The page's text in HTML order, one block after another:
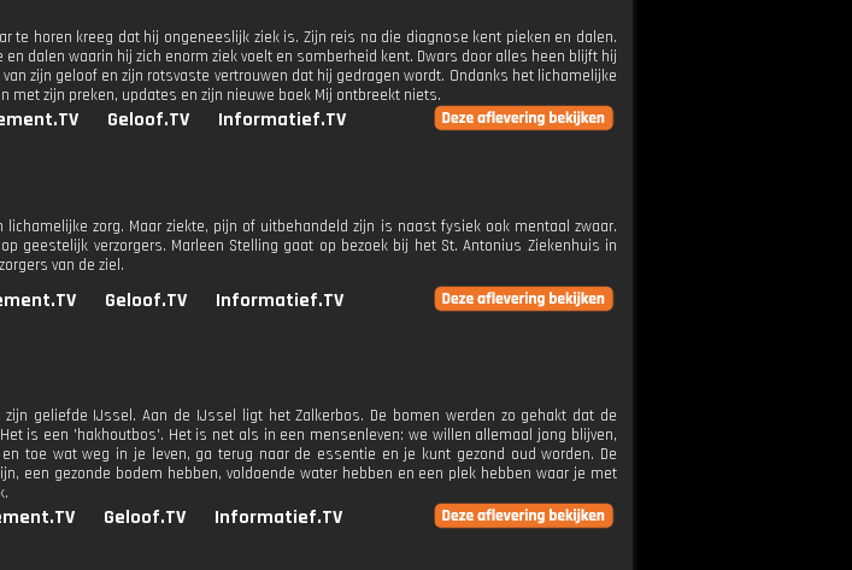
te horen kreeg dat hij ongeneeslijk ziek is. Zijn reis na die diagnose kent pieken en dalen.
dalen waarin hij zich enorm ziek voelt en somberheid kent. Dwars door alles heen blijft hij
zijn geloof en zijn rotsvaste vertrouwen dat hij gedragen wordt. Ondanks het lichamelijke
met zijn preken, updates en zijn nieuwe boek Mij ontbreekt niets.
Geloof.TV Informatief.TV
zorg. Maar ziekte, pijn of uitbehandeld zijn is naast fysiek ook mentaal zwaar.
geestelijk verzorgers. Marleen Stelling gaat op bezoek bij het St. Antonius Ziekenhuis in
van de ziel.
Geloof.TV Informatief.TV
geliefde IJssel. Aan de IJssel ligt het Zalkerbos. De bomen werden zo gehakt dat de
is een 'hakhoutbos'. Het is net als in een mensenleven: we willen allemaal jong blijven,
toe wat weg in je leven, ga terug naar de essentie en je kunt gezond oud worden. De
een gezonde bodem hebben, voldoende water hebben en een plek hebben waar je met
Geloof.TV Informatief.TV